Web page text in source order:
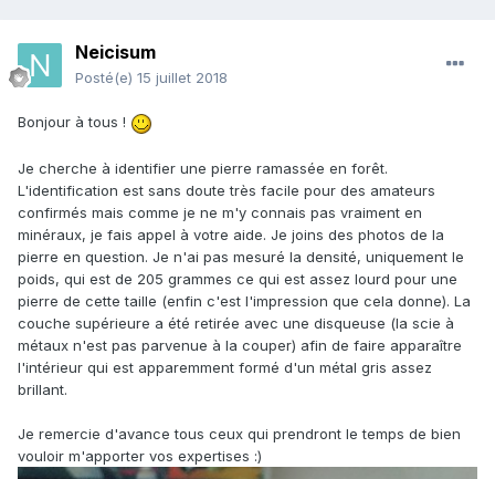
Neicisum
Posté(e) 15 juillet 2018
Bonjour à tous !
Je cherche à identifier une pierre ramassée en forêt.
L'identification est sans doute très facile pour des amateurs
confirmés mais comme je ne m'y connais pas vraiment en
minéraux, je fais appel à votre aide. Je joins des photos de la
pierre en question. Je n'ai pas mesuré la densité, uniquement le
poids, qui est de 205 grammes ce qui est assez lourd pour une
pierre de cette taille (enfin c'est l'impression que cela donne). La
couche supérieure a été retirée avec une disqueuse (la scie à
métaux n'est pas parvenue à la couper) afin de faire apparaître
l'intérieur qui est apparemment formé d'un métal gris assez
brillant.
Je remercie d'avance tous ceux qui prendront le temps de bien
vouloir m'apporter vos expertises :)